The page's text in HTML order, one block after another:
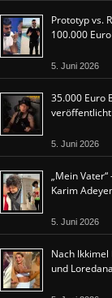
Prototyp vs.
100.000
5. Juni 2026
35.000 Euro
5. Juni 2026
„Mein
Karim
5. Juni 2026
Nach
und Loredana